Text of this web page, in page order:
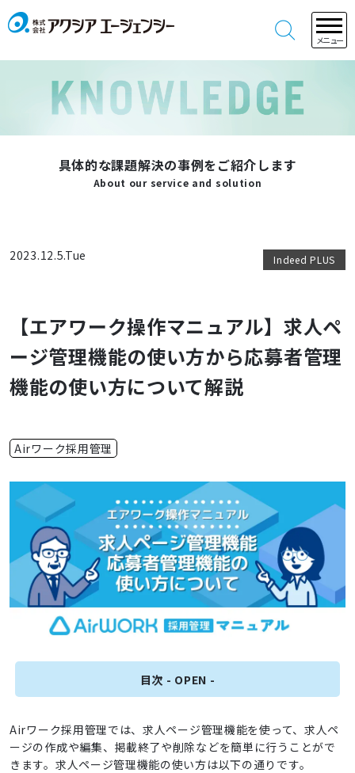
メニュー
具体的な課題解決の事例をご紹介します
About our service and solution
2023.12.5.Tue Indeed PLUS
【エアワーク操作マニュアル】求人ペ
ージ管理機能の使い方から応募者管理
機能の使い方について解説
Airワーク採用管理
Airワーク採用管理では、求人ページ管理機能を使って、求人ペ
ージの作成や編集、掲載終了や削除などを簡単に行うことがで
きます。求人ページ管理機能の使い方は以下の通りです。